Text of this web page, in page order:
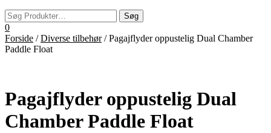
0
Forside /Diverse tilbehør/ Pagajflyder oppustelig Dual Chamber
Paddle Float
Pagajflyder oppustelig Dual
Chamber Paddle Float